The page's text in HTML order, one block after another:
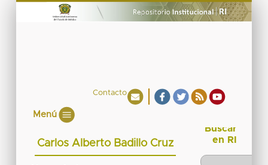
Contacto
Menú
Carlos Alberto Badillo Cruz
Buscar
en RI